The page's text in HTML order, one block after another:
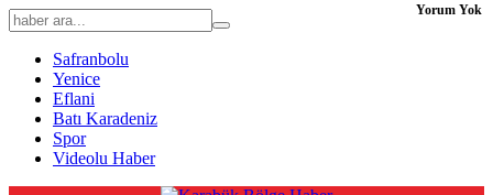
Safranbolu
Yenice
Eflani
Batı Karadeniz
Spor
Videolu Haber
Yorum Yok